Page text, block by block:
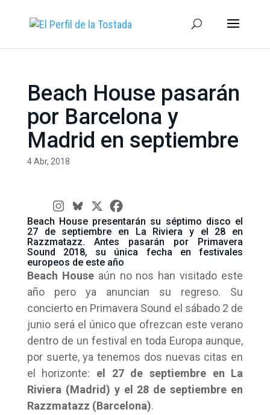
Beach House pasarán
por Barcelona y
Madrid en septiembre
4 Abr, 2018
Beach House presentarán su séptimo disco el
27 de septiembre en La Riviera y el 28 en
Razzmatazz. Antes pasarán por Primavera
Sound 2018, su única fecha en festivales
europeos de este año
Beach Houseaún no nos han visitado este
año pero ya anuncian su regreso. Su
concierto en Primavera Sound el sábado 2 de
junio será el único que ofrezcan este verano
dentro de un festival en toda Europa aunque,
por suerte, ya tenemos dos nuevas citas en
el horizonte: el 27 de septiembre en La
Riviera (Madrid) y el 28 de septiembre en
Razzmatazz (Barcelona).